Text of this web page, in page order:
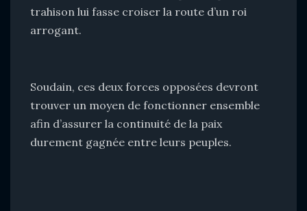
trahison lui fasse croiser la route d’un roi
arrogant.
Soudain, ces deux forces opposées devront
trouver un moyen de fonctionner ensemble
afin d’assurer la continuité de la paix
durement gagnée entre leurs peuples.